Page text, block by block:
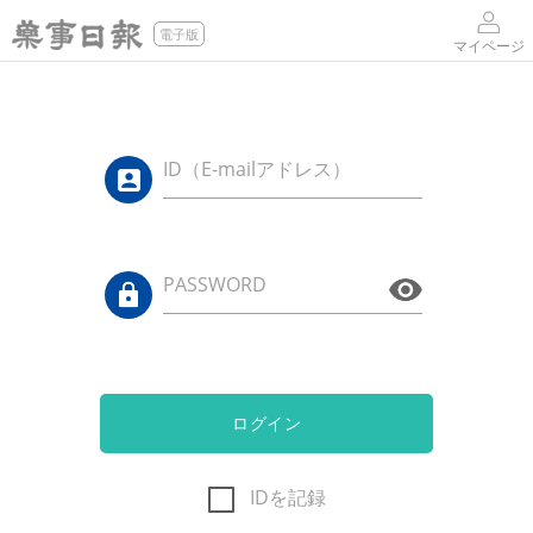
電子版
マイページ
ID（E-mailアドレス）
PASSWORD
ログイン
IDを記録